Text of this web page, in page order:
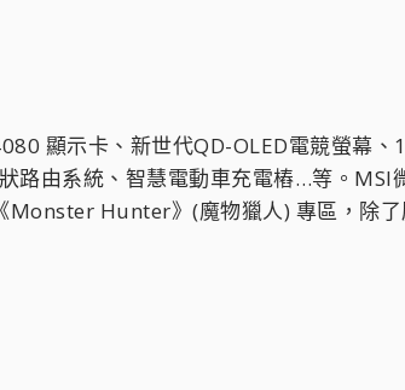
顯示卡、新世代QD-OLED電競螢幕、
由系統、智慧電動車充電樁…等。MSI
Hunter》(魔物獵人) 專區，除了